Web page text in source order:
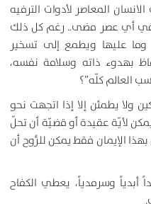
المعاصر لأدوات الترفيه
في أي عصر مضى.. رغم كل ذلك
عليها ويطمع إلى تسخير
بهدوء ذاته وسلامة نفسه،
العالم كلّه”؟
ولا يطمئن إلا إذا اتجهت نحو
يمكن لأيّة عقيدة أو قضيّة أن تحلّ
الإيمان فقط يمكن للرُّوح أن
أبدياً وسرمدياً، يعطي الكفاح